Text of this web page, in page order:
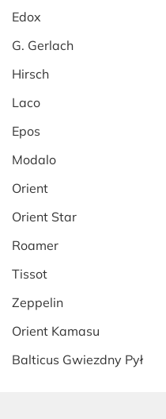
Edox
G. Gerlach
Hirsch
Laco
Epos
Modalo
Orient
Orient Star
Roamer
Tissot
Zeppelin
Orient Kamasu
Balticus Gwiezdny Pył